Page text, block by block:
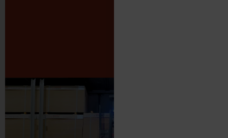
Seguridad Laboral